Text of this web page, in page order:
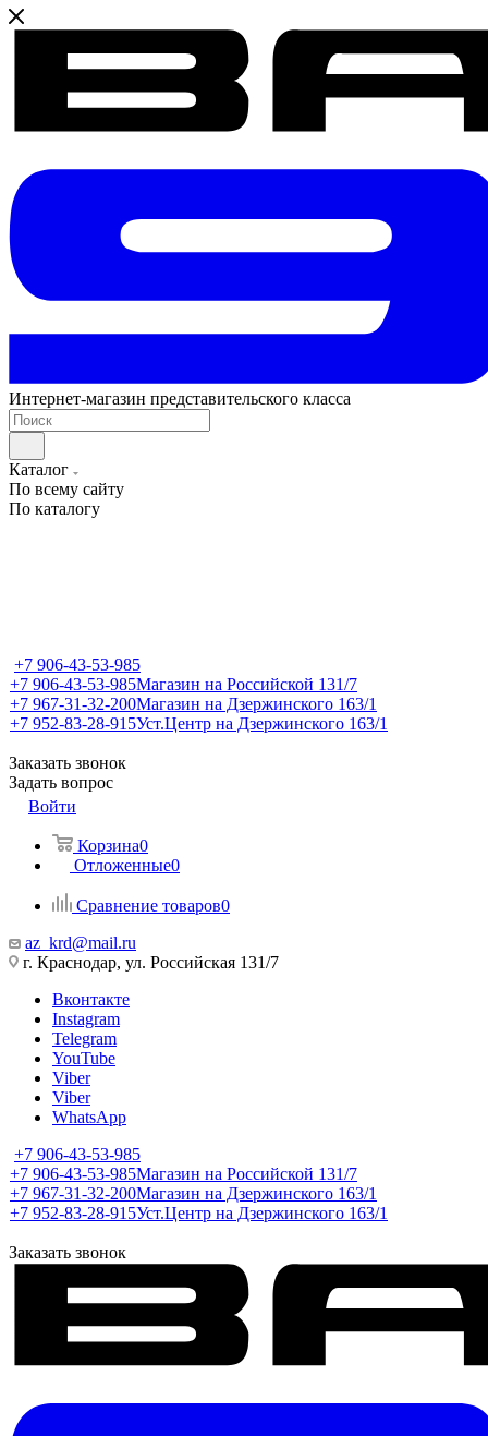
Интернет-магазин представительского класса
Каталог
По всему сайту
По каталогу
+7 906-43-53-985
+7 906-43-53-985Магазин на Российской 131/7
+7 967-31-32-200Магазин на Дзержинского 163/1
+7 952-83-28-915Уст.Центр на Дзержинского 163/1
Заказать звонок
Задать вопрос
Войти
Корзина0
Отложенные0
Сравнение товаров0
az_krd@mail.ru
г. Краснодар, ул. Российская 131/7
Вконтакте
Instagram
Telegram
YouTube
Viber
Viber
WhatsApp
+7 906-43-53-985
+7 906-43-53-985Магазин на Российской 131/7
+7 967-31-32-200Магазин на Дзержинского 163/1
+7 952-83-28-915Уст.Центр на Дзержинского 163/1
Заказать звонок